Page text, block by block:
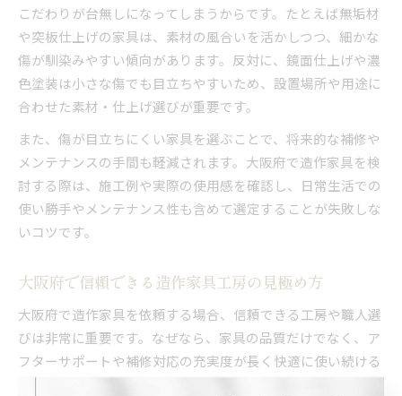
こだわりが台無しになってしまうからです。たとえば無垢材
や突板仕上げの家具は、素材の風合いを活かしつつ、細かな
傷が馴染みやすい傾向があります。反対に、鏡面仕上げや濃
色塗装は小さな傷でも目立ちやすいため、設置場所や用途に
合わせた素材・仕上げ選びが重要です。
また、傷が目立ちにくい家具を選ぶことで、将来的な補修や
メンテナンスの手間も軽減されます。大阪府で造作家具を検
討する際は、施工例や実際の使用感を確認し、日常生活での
使い勝手やメンテナンス性も含めて選定することが失敗しな
いコツです。
大阪府で信頼できる造作家具工房の見極め方
大阪府で造作家具を依頼する場合、信頼できる工房や職人選
びは非常に重要です。なぜなら、家具の品質だけでなく、ア
フターサポートや補修対応の充実度が長く快適に使い続ける
ための鍵となるからです。